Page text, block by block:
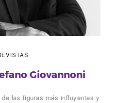
Giovannoni
las figuras más influyentes y